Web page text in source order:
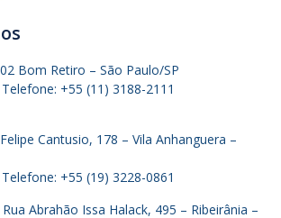
Bom Retiro – São Paulo/SP
+55 (11) 3188-2111
Cantusio, 178 – Vila Anhanguera –
+55 (19) 3228-0861
Rua Abrahão Issa Halack, 495 – Ribeirânia –